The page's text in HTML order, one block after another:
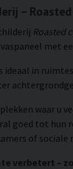
–
Roasted
met
ideaal in
waar u
goed tot hun
of
verbetert –